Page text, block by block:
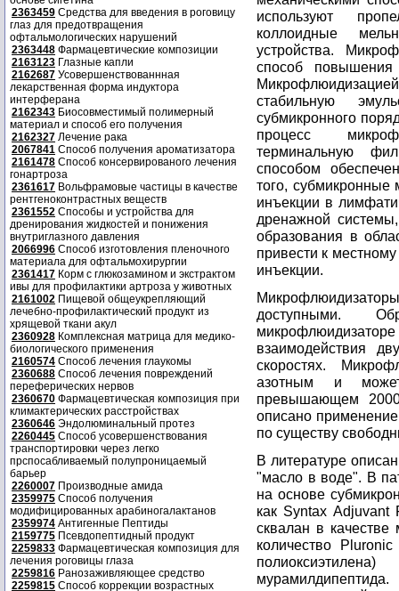
2363459 Средства для введения в роговицу
глаз для предотвращения
офтальмологических нарушений
2363448 Фармацевтические композиции
2163123 Глазные капли
2162687 Усовершенствованнная
лекарственная форма индуктора
интерферана
2162343 Биосовместимый полимерный
материал и способ его получения
2162327 Лечение рака
2067841 Способ получения ароматизатора
2161478 Способ консервированого лечения
гонартроза
2361617 Вольфрамовые частицы в качестве
рентгеноконтрастных веществ
2361552 Способы и устройства для
дренирования жидкостей и понижения
внутриглазного давления
2066996 Способ изготовления пленочного
материала для офтальмохирургии
2361417 Корм с глюкозамином и экстрактом
ивы для профилактики артроза у животных
2161002 Пищевой общеукрепляющий
лечебно-профилактический продукт из
хрящевой ткани акул
2360928 Комплексная матрица для медико-
биологического применения
2160574 Способ лечения глаукомы
2360688 Способ лечения повреждений
переферических нервов
2360670 Фармацевтическая композиция при
климактерических расстройствах
2360646 Эндолюминальный протез
2260445 Способ усовершенствования
транспортировки через легко
прспосабливаемый полупроницаемый
барьер
2260007 Производные амида
2359975 Способ получения
модифицированных арабиногалактанов
2359974 Антигенные Пептиды
2159775 Псевдопептидный продукт
2259833 Фармацевтическая композиция для
лечения роговицы глаза
2259816 Ранозаживляющее средство
2259815 Способ коррекции возрастных
используют
коллоидные
устройства.
способ повышения
стабильную
субмикронного
процесс
терминальную
способом
того, субмикронные
инъекции в
дренажной
образования в
привести к
инъекции.
доступными.
взаимодействия
скоростях.
азотным и
превышающем
описано
по существу
В литературе
"масло в воде". В
на основе
как Syntax Adjuvant
сквалан в
количество